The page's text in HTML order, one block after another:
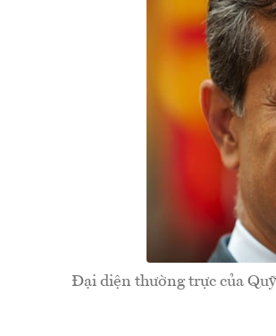
Đại diện thường trực của